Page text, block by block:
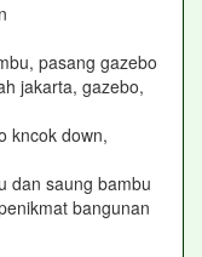
pasang gazebo
jakarta, gazebo,
kncok down,
dan saung bambu
bangunan